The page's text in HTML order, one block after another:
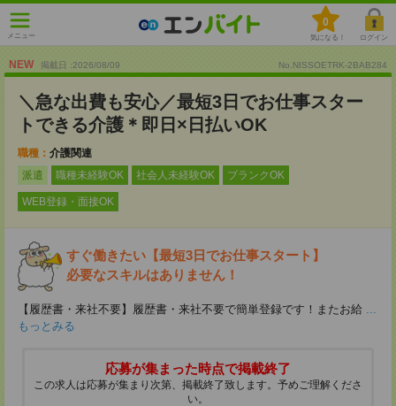
メニュー
0
気になる！ ログイン
NEW 掲載日 :2026/08/09 No.NISSOETRK-2BAB284
＼急な出費も安心／最短3日でお仕事スター
トできる介護＊即日×日払いOK
職種： 介護関連
派遣
職種未経験OK 社会人未経験OK ブランクOK
WEB登録・面接OK
すぐ働きたい【最短3日でお仕事スタート】
必要なスキルはありません！
【履歴書・来社不要】履歴書・来社不要で簡単登録です！またお給 ...
もっとみる
応募が集まった時点で掲載終了
この求人は応募が集まり次第、掲載終了致します。予めご理解くださ
い。